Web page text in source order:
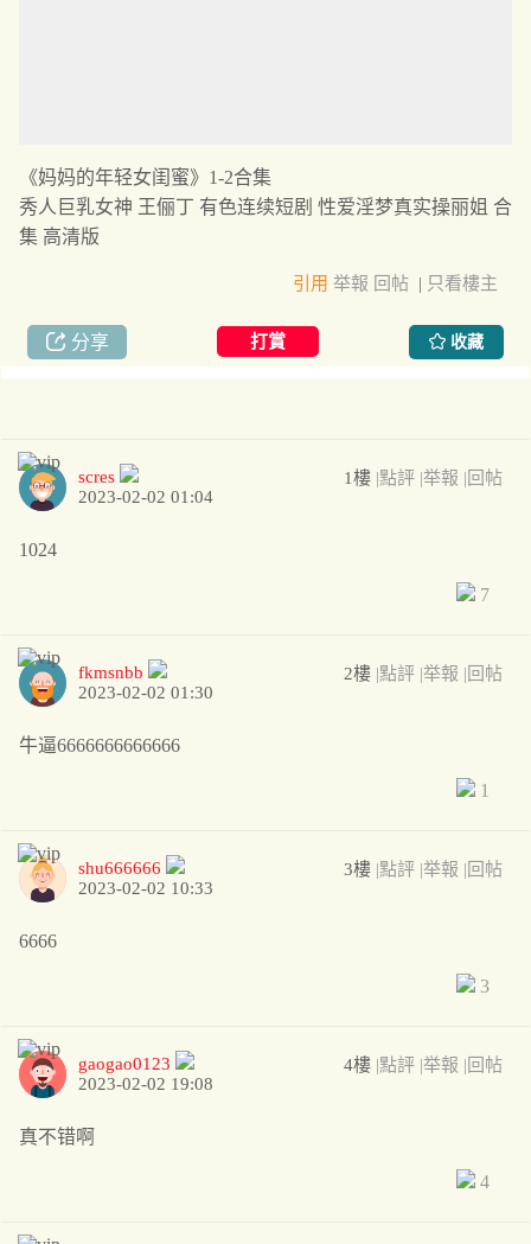
《妈妈的年轻女闺蜜》1-2合集
秀人巨乳女神 王俪丁 有色连续短剧 性爱淫梦真实操丽姐 合
集 高清版
引用 举報 回帖 | 只看樓主
分享 打賞 收藏
1樓 |點評 |举報 |回帖
scres
2023-02-02 01:04
1024
7
2樓 |點評 |举報 |回帖
fkmsnbb
2023-02-02 01:30
牛逼6666666666666
1
3樓 |點評 |举報 |回帖
shu666666
2023-02-02 10:33
6666
3
4樓 |點評 |举報 |回帖
gaogao0123
2023-02-02 19:08
真不错啊
4